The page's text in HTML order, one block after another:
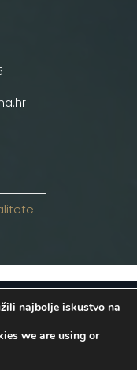
. Configured
pridržana.
najbolje iskustvo na
we are using or